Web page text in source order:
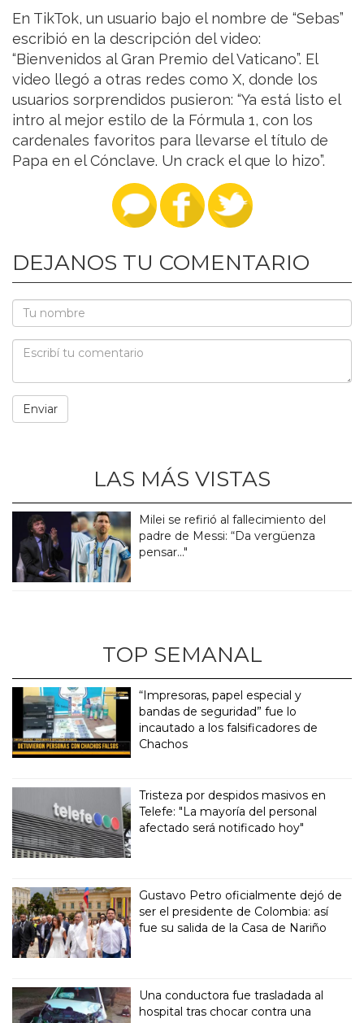
En TikTok, un usuario bajo el nombre de “Sebas”
escribió en la descripción del video:
“Bienvenidos al Gran Premio del Vaticano”. El
video llegó a otras redes como X, donde los
usuarios sorprendidos pusieron: “Ya está listo el
intro al mejor estilo de la Fórmula 1, con los
cardenales favoritos para llevarse el título de
Papa en el Cónclave. Un crack el que lo hizo”.
DEJANOS TU COMENTARIO
LAS MÁS VISTAS
Milei se refirió al fallecimiento del
padre de Messi: “Da vergüenza
pensar..."
TOP SEMANAL
“Impresoras, papel especial y
bandas de seguridad” fue lo
incautado a los falsificadores de
Chachos
Tristeza por despidos masivos en
Telefe: "La mayoría del personal
afectado será notificado hoy"
Gustavo Petro oficialmente dejó de
ser el presidente de Colombia: así
fue su salida de la Casa de Nariño
Una conductora fue trasladada al
hospital tras chocar contra una